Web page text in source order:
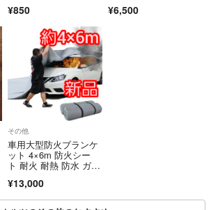
¥850 ス高い安定性 カスタマ
¥6,500
その他
車用大型防火ブランケ
ット 4×6m 防火シー
ト 耐火 耐熱 防水 ガラ
ィング 電気自動車 E
V 普通車
¥13,000